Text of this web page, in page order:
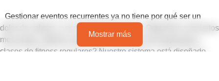
Mostrar más
Gestionar eventos recurrentes ya no tiene por qué ser un
dolor de cabeza, y con Ticketor no lo es. ¿Organizas conciertos
mensuales, talleres semanales, festivales de temporada o
clases de fitness regulares? Nuestro sistema está diseñado